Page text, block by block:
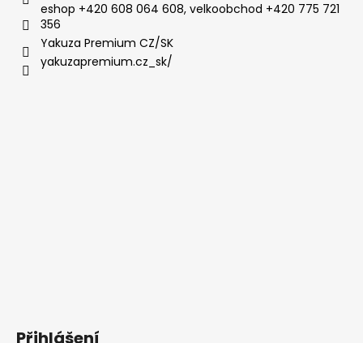
eshop +420 608 064 608, velkoobchod +420 775 721
356
Yakuza Premium CZ/SK
yakuzapremium.cz_sk/
Přihlášení